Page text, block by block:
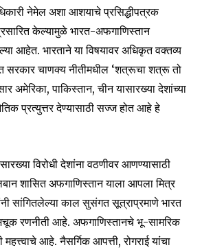
नेमेल अशा आशयाचे प्रसिद्धीपत्रक
केल्यामुळे भारत-अफगाणिस्तान
आहेत. भारताने या विषयावर अधिकृत वक्तव्य
चाणक्य नीतीमधील ‘शत्रूचा शत्रू तो
अमेरिका, पाकिस्तान, चीन यासारख्या देशांच्या
प्रत्युत्तर देण्यासाठी सज्ज होत आहे हे
विरोधी देशांना वठणीवर आणण्यासाठी
शासित अफगाणिस्तान याला आपला मित्र
सांगितलेल्या काल सुसंगत सूत्राप्रमाणे भारत
रणनीती आहे. अफगाणिस्तानचे भू-सामरिक
आहे. नैसर्गिक आपत्ती, रोगराई यांचा